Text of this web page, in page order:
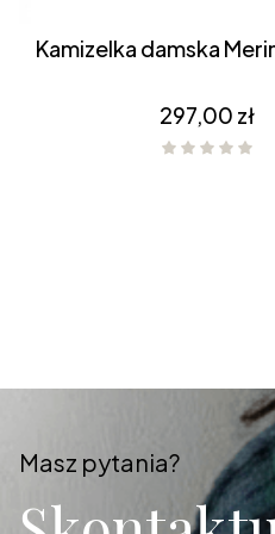
Kamizelka
Cena
297,00 zł
Masz pytania?